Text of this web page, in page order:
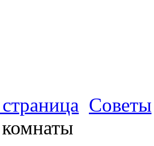
Советы
комнаты